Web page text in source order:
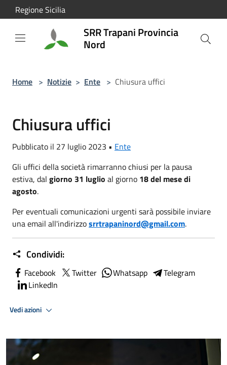
Salta al contenuto principale
Regione Sicilia
SRR Trapani Provincia
Nord
Home > Notizie > Ente > Chiusura uffici
Chiusura uffici
Pubblicato il 27 luglio 2023 • Ente
Gli uffici della società rimarranno chiusi per la pausa
estiva, dal giorno 31 luglio al giorno 18 del mese di
agosto.
Per eventuali comunicazioni urgenti sarà possibile inviare
una email all'indirizzosrrtrapaninord@gmail.com.
Condividi:
Facebook Twitter Whatsapp
Telegram
LinkedIn
Vedi azioni